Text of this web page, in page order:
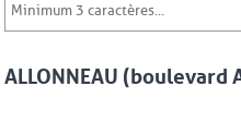
ALLONNEAU (boulevard